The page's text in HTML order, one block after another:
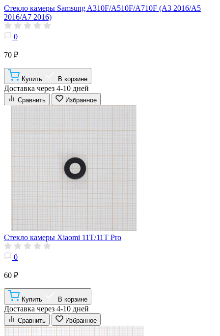
Стекло камеры Samsung A310F/A510F/A710F (A3 2016/A5
2016/A7 2016)
0
70 ₽
Купить В корзине
Доставка через 4-10 дней
Сравнить Избранное
Стекло камеры Xiaomi 11T/11T Pro
0
60 ₽
Купить В корзине
Доставка через 4-10 дней
Сравнить Избранное